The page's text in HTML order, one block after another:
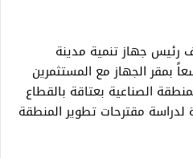
جهاز تنمية مدينة
بمقر الجهاز مع المستثمرين
الصناعية بعتاقة بالقطاع
لدراسة مقترحات تطوير المنطقة